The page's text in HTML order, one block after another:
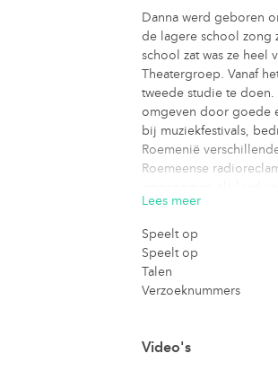
Danna werd geboren
de lagere school zong
school zat was ze heel
Theatergroep. Vanaf
tweede studie te
omgeven door goede
bij muziekfestivals,
Roemenië
Roemeense
muziekprojecten
gewerkt, en op
goede doel, en heeft
op de TV in Zuid-
Danna zingt liedjes uit
artiesten zijn: Shania
In 2013 werd haar
Lees meer
Speelt op
Speelt op
Talen
Verzoeknummers
Video's